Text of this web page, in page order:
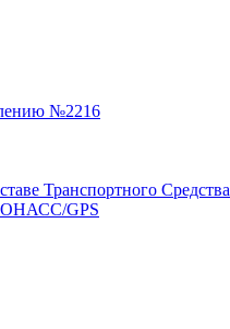
№2216
Транспортного Средства
GPS